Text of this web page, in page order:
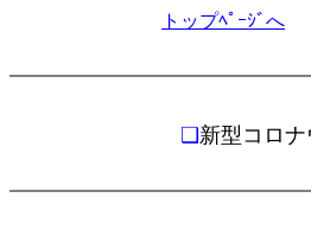
トップﾍﾟｰｼﾞへ
❑新型コロ